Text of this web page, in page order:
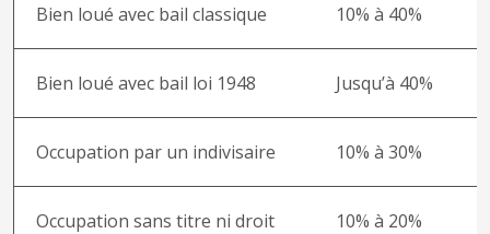
Bien loué avec bail classique 10% à 40%
Bien loué avec bail loi 1948 Jusqu’à 40%
Occupation par un indivisaire 10% à 30%
Occupation sans titre ni droit 10% à 20%